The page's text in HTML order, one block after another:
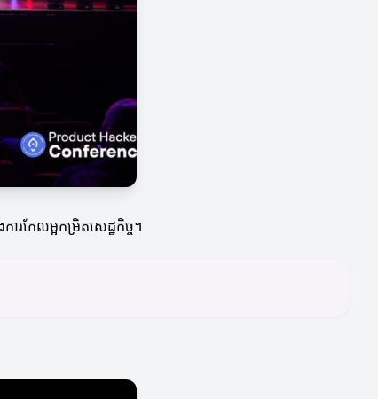
រកែលម្អកម្រិតសេដ្ឋកិច្ច។